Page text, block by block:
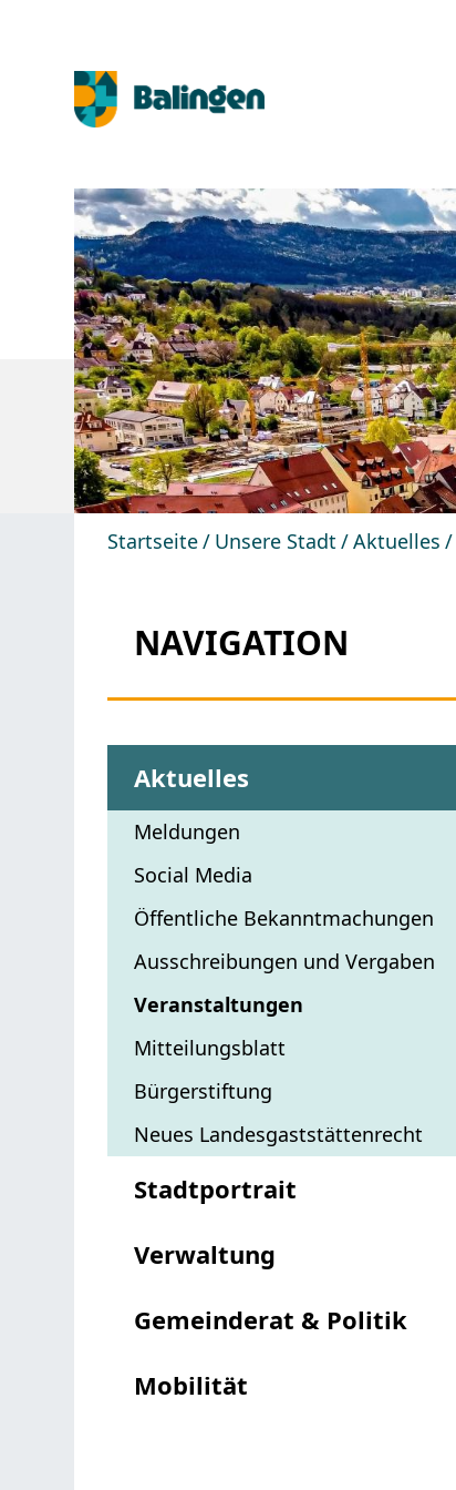
Startseite Unsere Stadt Aktuelles
NAVIGATION
Aktuelles
Meldungen
Social Media
Öffentliche Bekanntmachungen
Ausschreibungen und Vergaben
Veranstaltungen
Mitteilungsblatt
Bürgerstiftung
Neues Landesgaststättenrecht
Stadtportrait
Verwaltung
Gemeinderat & Politik
Mobilität